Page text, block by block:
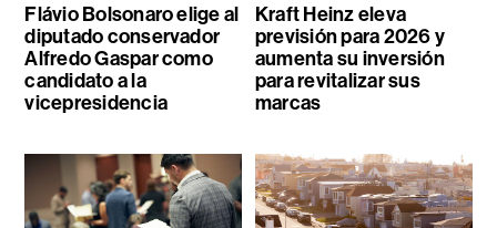
Flávio Bolsonaro elige al
diputado conservador
Alfredo Gaspar como
candidato a la
vicepresidencia
Kraft Heinz eleva
previsión para 2026 y
aumenta su inversión
para revitalizar sus
marcas